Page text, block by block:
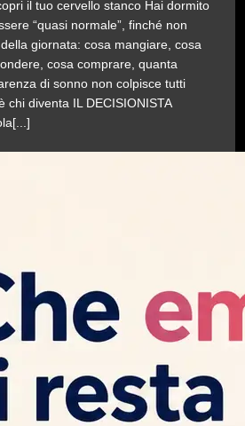
il tuo cervello stanco Hai dormito
“quasi normale”, finché non
giornata: cosa mangiare, cosa
cosa comprare, quanta
di sonno non colpisce tutti
chi diventa IL DECISIONISTA